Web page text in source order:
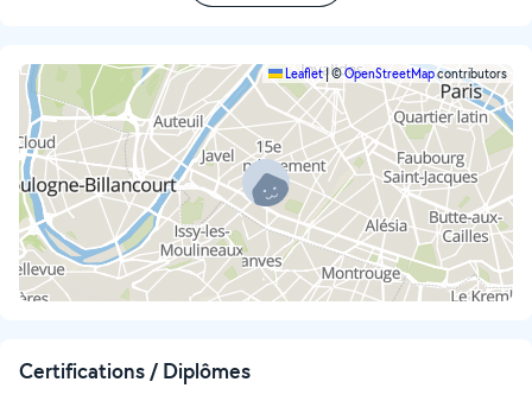
Leaflet|©OpenStreetMapcontributors
Certifications / Diplômes